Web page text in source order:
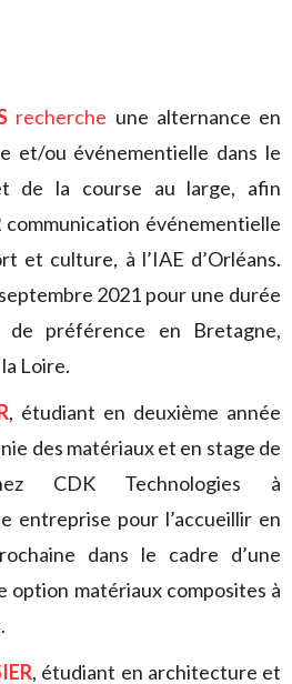
recherche une alternance en
et/ou événementielle dans le
de la course au large, afin
événementielle
et culture, à l’IAE d’Orléans.
2021 pour une durée
préférence en Bretagne,
Loire.
, étudiant en deuxième année
des matériaux et en stage de
CDK Technologies à
entreprise pour l’accueillir en
dans le cadre d’une
option matériaux composites à
, étudiant en architecture et